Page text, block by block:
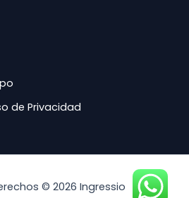
de Privacidad
© 2026 Ingressio